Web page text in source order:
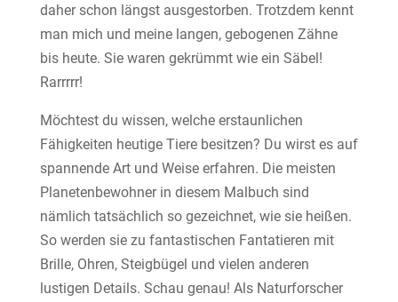
daher schon längst ausgestorben. Trotzdem kennt
man mich und meine langen, gebogenen Zähne
bis heute. Sie waren gekrümmt wie ein Säbel!
Rarrrrr!
Möchtest du wissen, welche erstaunlichen
Fähigkeiten heutige Tiere besitzen? Du wirst es auf
spannende Art und Weise erfahren. Die meisten
Planetenbewohner in diesem Malbuch sind
nämlich tatsächlich so gezeichnet, wie sie heißen.
So werden sie zu fantastischen Fantatieren mit
Brille, Ohren, Steigbügel und vielen anderen
lustigen Details. Schau genau! Als Naturforscher